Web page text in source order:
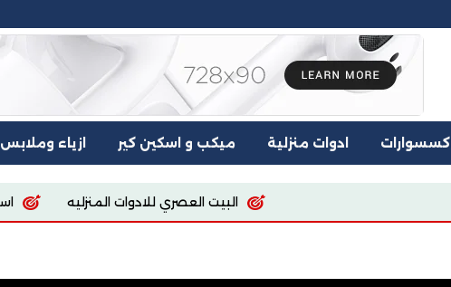
اكسسوارات ادوات منزلية ميكب و اسكين كير ازياء وملابس
البيت العصري للادوات المنزليه اسيا للملابس والمفروشات